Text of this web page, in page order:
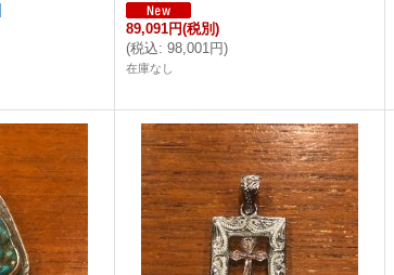
89,091円(税別)
(税込: 98,001円)
在庫なし